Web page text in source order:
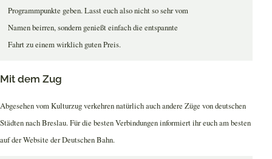
Programmpunkte geben. Lasst euch also nicht so sehr vom
Namen beirren, sondern genießt einfach die entspannte
Fahrt zu einem wirklich guten Preis.
Mit dem Zug
Abgesehen vom Kulturzug verkehren natürlich auch andere Züge von deutschen
Städten nach Breslau. Für die besten Verbindungen informiert ihr euch am besten
auf der Website der Deutschen Bahn.